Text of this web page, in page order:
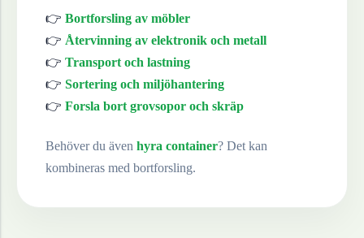
👉 Bortforsling av möbler
👉 Återvinning av elektronik och metall
👉 Transport och lastning
👉 Sortering och miljöhantering
👉 Forsla bort grovsopor och skräp
Behöver du även hyra container? Det kan
kombineras med bortforsling.